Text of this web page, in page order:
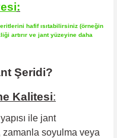
:
hafif ısıtabilirsiniz (örneğin
artırır ve jant yüzeyine daha
Şeridi?
Kalitesi:
ile jant
zamanla soyulma veya